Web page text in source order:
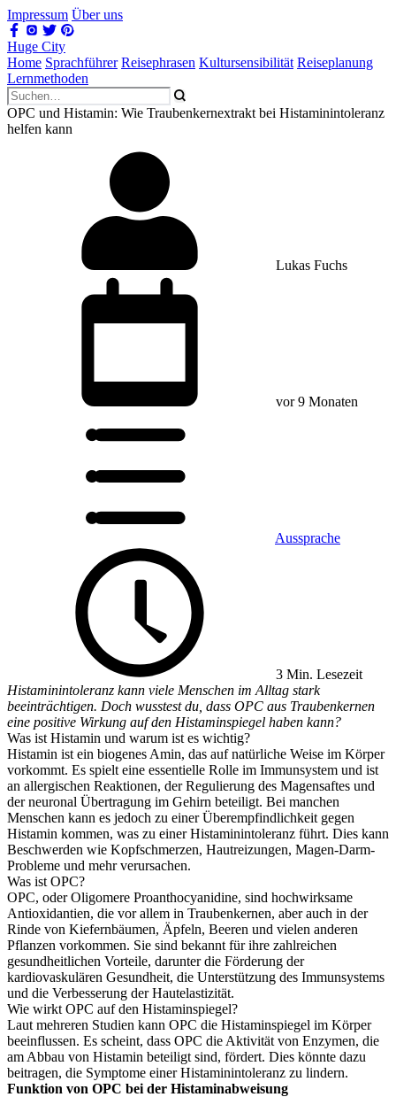
Impressum Über uns
Huge City
Home Sprachführer Reisephrasen Kultursensibilität Reiseplanung
Lernmethoden
OPC und Histamin: Wie Traubenkernextrakt bei Histaminintoleranz
helfen kann
Lukas Fuchs
vor 9 Monaten
Aussprache
3 Min. Lesezeit
Histaminintoleranz kann viele Menschen im Alltag stark
beeinträchtigen. Doch wusstest du, dass OPC aus Traubenkernen
eine positive Wirkung auf den Histaminspiegel haben kann?
Was ist Histamin und warum ist es wichtig?
Histamin ist ein biogenes Amin, das auf natürliche Weise im Körper
vorkommt. Es spielt eine essentielle Rolle im Immunsystem und ist
an allergischen Reaktionen, der Regulierung des Magensaftes und
der neuronal Übertragung im Gehirn beteiligt. Bei manchen
Menschen kann es jedoch zu einer Überempfindlichkeit gegen
Histamin kommen, was zu einer Histaminintoleranz führt. Dies kann
Beschwerden wie Kopfschmerzen, Hautreizungen, Magen-Darm-
Probleme und mehr verursachen.
Was ist OPC?
OPC, oder Oligomere Proanthocyanidine, sind hochwirksame
Antioxidantien, die vor allem in Traubenkernen, aber auch in der
Rinde von Kiefernbäumen, Äpfeln, Beeren und vielen anderen
Pflanzen vorkommen. Sie sind bekannt für ihre zahlreichen
gesundheitlichen Vorteile, darunter die Förderung der
kardiovaskulären Gesundheit, die Unterstützung des Immunsystems
und die Verbesserung der Hautelastizität.
Wie wirkt OPC auf den Histaminspiegel?
Laut mehreren Studien kann OPC die Histaminspiegel im Körper
beeinflussen. Es scheint, dass OPC die Aktivität von Enzymen, die
am Abbau von Histamin beteiligt sind, fördert. Dies könnte dazu
beitragen, die Symptome einer Histaminintoleranz zu lindern.
Funktion von OPC bei der Histaminabweisung